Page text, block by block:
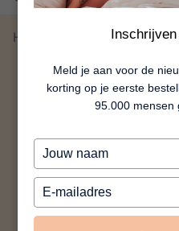
Meld je aan voor de
korting op je eerste
95.000 mensen
Typ
je
naam
Typ
je
e-
Home Love Covers -